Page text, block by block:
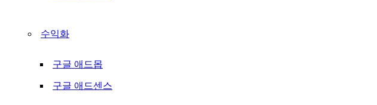
수익화
구글 애드몹
구글 애드센스